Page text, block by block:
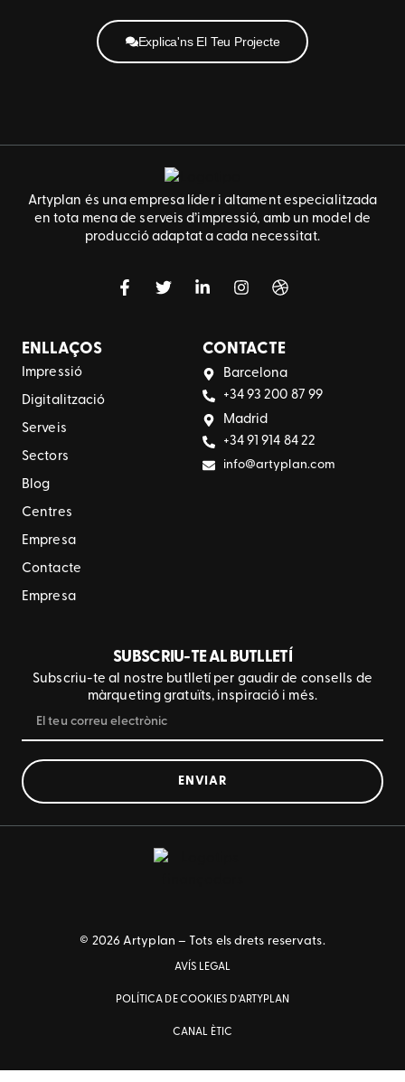
Explica'ns El Teu Projecte
Artyplan és una empresa líder i altament especialitzada
en tota mena de serveis d’impressió, amb un model de
producció adaptat a cada necessitat.
ENLLAÇOS
Impressió
Digitalització
Serveis
Sectors
Blog
Centres
Empresa
Contacte
Empresa
CONTACTE
Barcelona
+34 93 200 87 99
Madrid
+34 91 914 84 22
info@artyplan.com
SUBSCRIU-TE AL BUTLLETÍ
Subscriu-te al nostre butlletí per gaudir de consells de
màrqueting gratuïts, inspiració i més.
ENVIAR
© 2026 Artyplan – Tots els drets reservats.
AVÍS LEGAL
POLÍTICA DE COOKIES D’ARTYPLAN
CANAL ÈTIC